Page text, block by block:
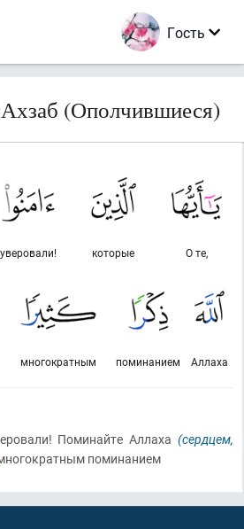
Гость
(Ополчившиеся)
О те,
которые
уверовали!
Аллаха
поминанием
многократным
Поминайте Аллаха (сердцем,
поминанием